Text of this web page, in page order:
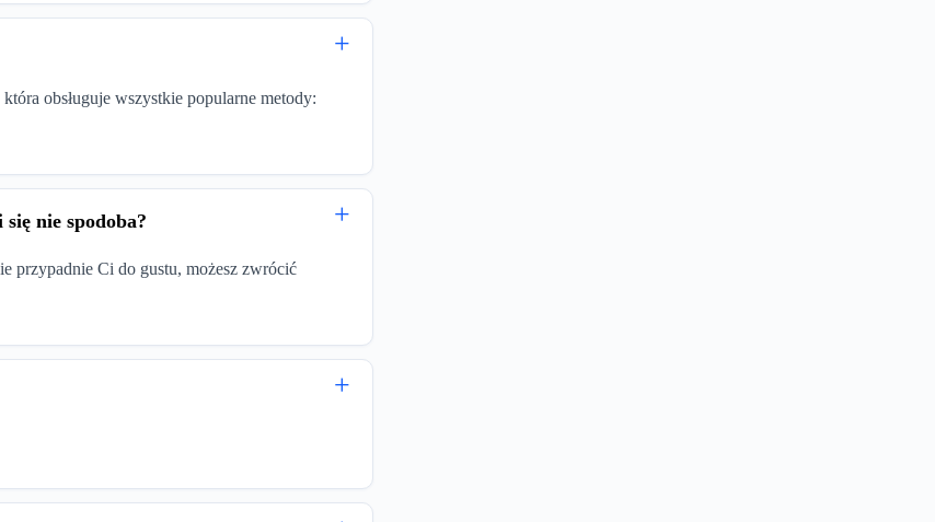
obsługuje wszystkie popularne metody:
nie spodoba?
przypadnie Ci do gustu, możesz zwrócić